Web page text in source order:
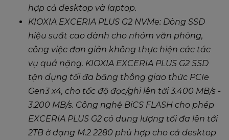
hợp cả desktop và laptop.
KIOXIA EXCERIA PLUS G2 NVMe: Dòng SSD
hiệu suất cao dành cho nhóm văn phòng,
công việc đơn giản không thực hiện các tác
vụ quá nặng. KIOXIA EXCERIA PLUS G2 SSD
tận dụng tối đa băng thông giao thức PCIe
Gen3 x4, cho tốc độ đọc/ghi lên tới 3.400 MB/s -
3.200 MB/s. Công nghệ BiCS FLASH cho phép
EXCERIA PLUS G2 có dung lượng tối đa lên tới
2TB ở dạng M.2 2280 phù hợp cho cả desktop